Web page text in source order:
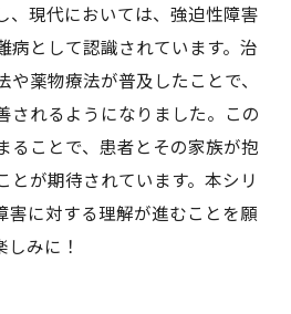
、現代においては、強迫性障害
病として認識されています。治
薬物療法が普及したことで、
されるようになりました。この
ることで、患者とその家族が抱
とが期待されています。本シリ
害に対する理解が進むことを願
みに！